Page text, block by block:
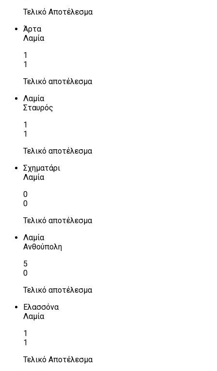
Τελικό Αποτέλεσμα
Άρτα
Λαμία
1
1
Τελικό αποτέλεσμα
Λαμία
Σταυρός
1
1
Τελικό αποτέλεσμα
Σχηματάρι
Λαμία
0
0
Τελικό αποτέλεσμα
Λαμία
Ανθούπολη
5
0
Τελικό αποτέλεσμα
Ελασσόνα
Λαμία
1
1
Τελικό Αποτέλεσμα